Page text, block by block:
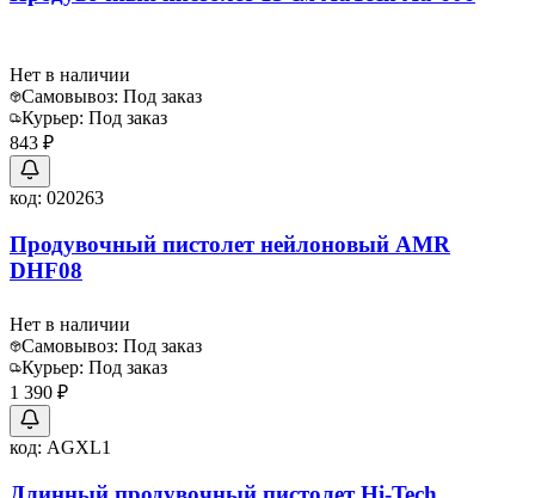
Нет в наличии
Самовывоз: Под заказ
Курьер: Под заказ
843 ₽
код: 020263
Продувочный пистолет нейлоновый AMR
DHF08
Нет в наличии
Самовывоз: Под заказ
Курьер: Под заказ
1 390 ₽
код: AGXL1